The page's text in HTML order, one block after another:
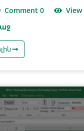
Comment 0
View